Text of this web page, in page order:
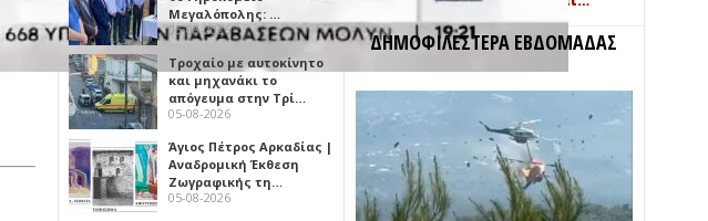
Μεγαλόπολης: …
05-08-2026
Τροχαίο με αυτοκίνητο
και μηχανάκι το
απόγευμα στην Τρί…
05-08-2026
Άγιος Πέτρος Αρκαδίας |
Αναδρομική Έκθεση
Ζωγραφικής τη…
05-08-2026
ΔΗΜΟΦΙΛΕΣΤΕΡΑ ΕΒΔΟΜΑΔΑΣ